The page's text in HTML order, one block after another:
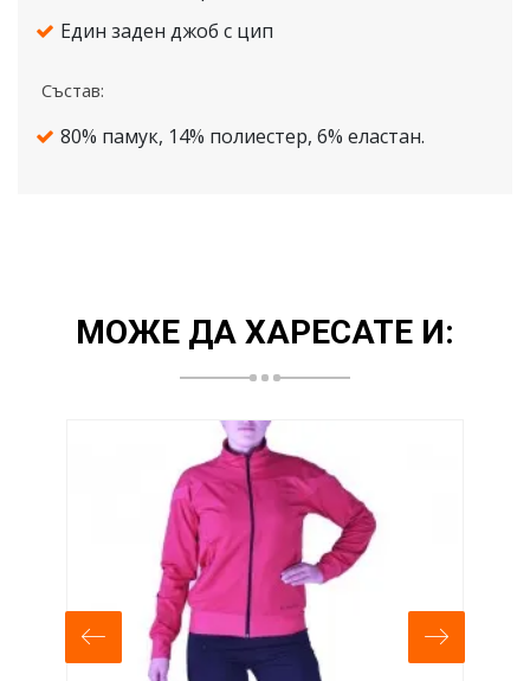
Един заден джоб с цип
Състав:
80% памук, 14% полиестер, 6% еластан.
МОЖЕ ДА ХАРЕСАТЕ И: